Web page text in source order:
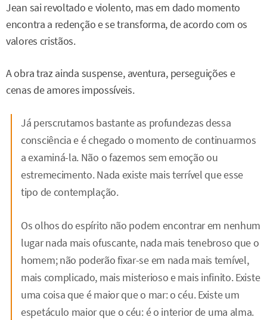
Jean sai revoltado e violento, mas em dado momento
encontra a redenção e se transforma, de acordo com os
valores cristãos.
A obra traz ainda suspense, aventura, perseguições e
cenas de amores impossíveis.
Já perscrutamos bastante as profundezas dessa
consciência e é chegado o momento de continuarmos
a examiná-la. Não o fazemos sem emoção ou
estremecimento. Nada existe mais terrível que esse
tipo de contemplação.
Os olhos do espírito não podem encontrar em nenhum
lugar nada mais ofuscante, nada mais tenebroso que o
homem; não poderão fixar-se em nada mais temível,
mais complicado, mais misterioso e mais infinito. Existe
uma coisa que é maior que o mar: o céu. Existe um
espetáculo maior que o céu: é o interior de uma alma.